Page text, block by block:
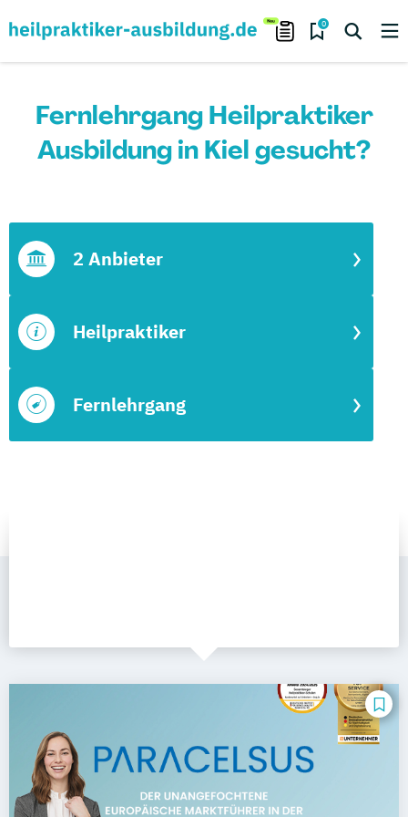
0
Fernlehrgang Heilpraktiker
Ausbildung in Kiel gesucht?
Fernlehrgang
Heilpraktiker
2 Anbieter